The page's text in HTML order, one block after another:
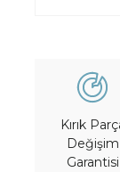
Kırık
Değişim
Garantisi